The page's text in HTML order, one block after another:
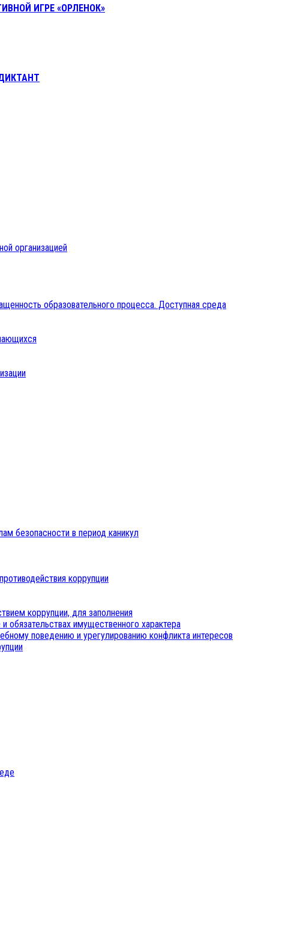
ИГРЕ «ОРЛЕНОК»
организацией
образовательного процесса. Доступная среда
безопасности в период каникул
коррупции
коррупции, для заполнения
обязательствах имущественного характера
поведению и урегулированию конфликта интересов